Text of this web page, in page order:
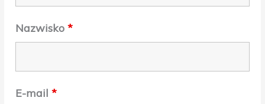
Nazwisko*
E-mail*